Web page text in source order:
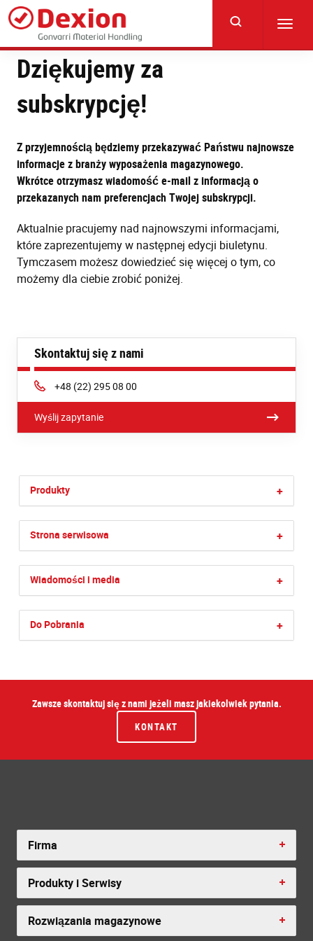
Skip
main
content
Dziękujemy za
subskrypcję!
Z przyjemnością będziemy przekazywać Państwu najnowsze
informacje z branży wyposażenia magazynowego.
Wkrótce otrzymasz wiadomość e-mail z informacją o
przekazanych nam preferencjach Twojej subskrypcji.
Aktualnie pracujemy nad najnowszymi informacjami,
które zaprezentujemy w następnej edycji biuletynu.
Tymczasem możesz dowiedzieć się więcej o tym, co
możemy dla ciebie zrobić poniżej.
Skontaktuj się z nami
Phone:
+48 (22) 295 08 00
Wyślij zapytanie
Produkty +
Strona serwisowa +
Wiadomości i media +
Do Pobrania +
Zawsze skontaktuj się z nami jeżeli masz jakiekolwiek pytania.
KONTAKT
Firma
Produkty i Serwisy
Rozwiązania magazynowe